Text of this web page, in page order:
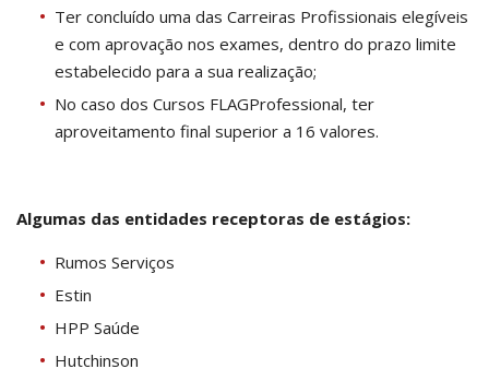
Ter concluído uma das Carreiras Profissionais elegíveis
e com aprovação nos exames, dentro do prazo limite
estabelecido para a sua realização;
No caso dos Cursos FLAGProfessional, ter
aproveitamento final superior a 16 valores.
Algumas das entidades receptoras de estágios:
Rumos Serviços
Estin
HPP Saúde
Hutchinson